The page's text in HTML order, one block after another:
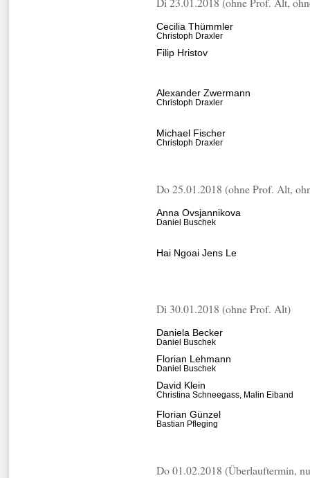
Cecilia Thümmler
Christoph Draxler
Filip Hristov
Alexander Zwermann
Christoph Draxler
Michael Fischer
Christoph Draxler
Do 25.01.2018 (ohne Prof. Alt,
Anna Ovsjannikova
Daniel Buschek
Hai Ngoai Jens Le
Di 30.01.2018 (ohne Prof. Alt)
Daniela Becker
Daniel Buschek
Florian Lehmann
Daniel Buschek
David Klein
Christina Schneegass, Malin Eiband
Florian Günzel
Bastian Pfleging
Do 01.02.2018 (Überlauftermin,